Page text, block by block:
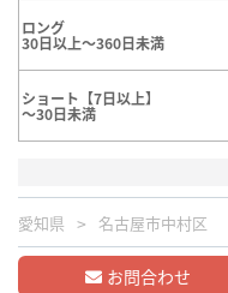
ロング
30日以上～360日未満
ショート【7日以上】
～30日未満
愛知県 名古屋市中村区
お問合わせ